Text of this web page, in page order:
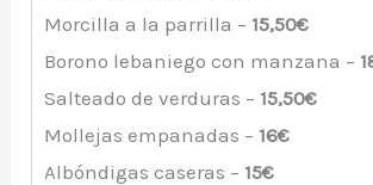
Morcilla a la parrilla – 15,50€
Borono lebaniego con manzana –
Salteado de verduras – 15,50€
Mollejas empanadas – 16€
Albóndigas caseras – 15€